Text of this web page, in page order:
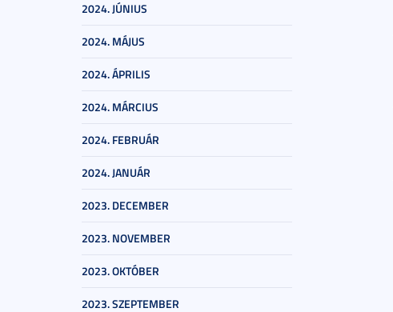
2024. JÚNIUS
2024. MÁJUS
2024. ÁPRILIS
2024. MÁRCIUS
2024. FEBRUÁR
2024. JANUÁR
2023. DECEMBER
2023. NOVEMBER
2023. OKTÓBER
2023. SZEPTEMBER